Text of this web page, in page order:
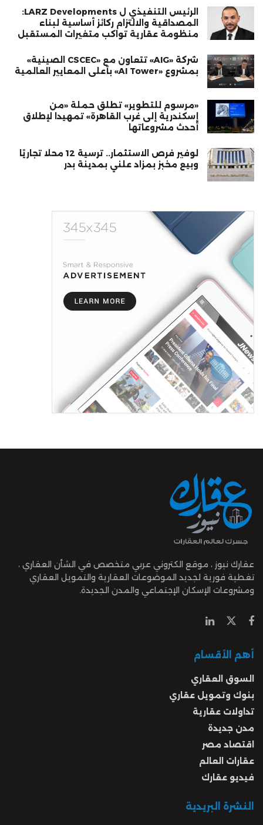
الرئيس التنفيذي ل LARZ Developments:
المصداقية والالتزام ركائز أساسية لبناء
منظومة عقارية تواكب متغيرات المستقبل
شركة «AIG» تتعاون مع «CSCEC الصينية»
بمشروع «AI Tower» بأعلى المعايير العالمية
«مرسوم للتطوير» تطلق حملة «من
إسكندرية إلى غرب القاهرة» تمهيدا لإطلاق
أحدث مشروعاتها
لوفير فرص الاستثمار.. ترسية 12 محلًا تجاريًا
وبيع مخبز بمزاد علني بمدينة بدر
عقارك نيوز ، موقع الكتروني عربي متخصص في الشأن العقاري ،
تغطية فورية لجديد الموضوعات العقارية والتمويل العقاري
ومشروعات الإسكان الإجتماعي والمدن الجديدة.
أهم الأقسام
السوق العقاري
بنوك وتمويل عقاري
تداولات عقارية
مدن جديدة
اقتصاد مصر
عقارات العالم
فيديو عقارك
النشرة البريدية